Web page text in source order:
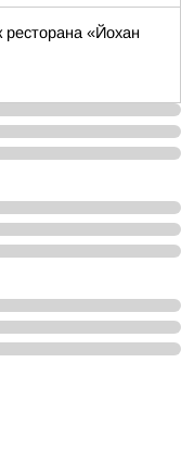
ресторана «Йохан